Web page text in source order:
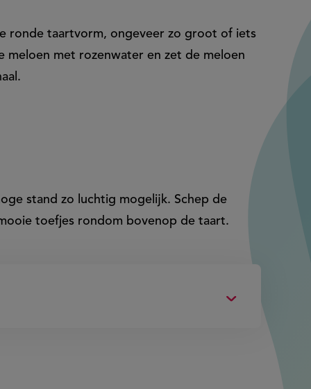
ronde taartvorm, ongeveer zo groot of iets
meloen met rozenwater en zet de meloen
stand zo luchtig mogelijk. Schep de
toefjes rondom bovenop de taart.